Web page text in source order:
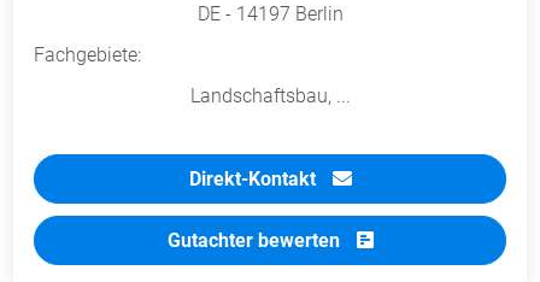
DE - 14197 Berlin
Fachgebiete:
Landschaftsbau, ...
Direkt-Kontakt
Gutachter bewerten